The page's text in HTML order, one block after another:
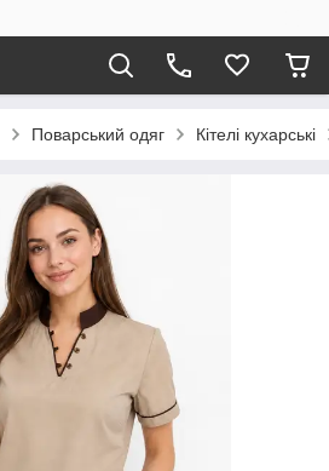
Поварський одяг Кітелі кухарські